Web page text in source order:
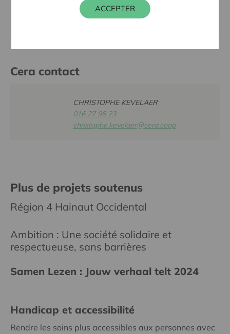
maisondelautisme.mouscron@gmail.com
www.sites.google.com/site/autiboldair/
Cera contact
CHRISTOPHE KEVELAER
016 27 96 23
christophe.kevelaer@cera.coop
Plus de projets soutenus
Région 4 Hainaut Occidental
Ambition : Une société solidaire et
respectueuse, sans barrières
Samen Lezen : Jouw verhaal telt 2024
Handicap et accessibilité
Rendre les soins plus accessibles aux personnes avec
ACCEPTER